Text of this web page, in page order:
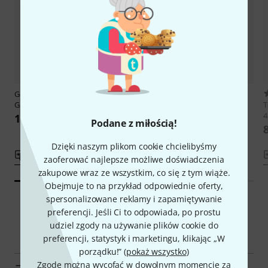
Podane z miłością!
Dzięki naszym plikom cookie chcielibyśmy
zaoferować najlepsze możliwe doświadczenia
zakupowe wraz ze wszystkim, co się z tym wiąże.
Obejmuje to na przykład odpowiednie oferty,
spersonalizowane reklamy i zapamiętywanie
preferencji. Jeśli Ci to odpowiada, po prostu
udziel zgody na używanie plików cookie do
preferencji, statystyk i marketingu, klikając „W
porządku!” (pokaż wszystko)
Zgodę można wycofać w dowolnym momencie za
Gewa by Korolia
Va Bridge ST
Grandiose 46,0mm
102 zł
porównaj
Gewa by Korolia
102 zł
porównaj
Smart Navigator
do grupy produktów Mostki do Altówek